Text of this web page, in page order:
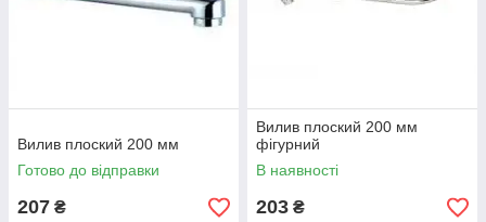
Вилив плоский 200 мм
Готово до відправки
207 ₴
Вилив плоский 200 мм
фігурний
В наявності
203 ₴